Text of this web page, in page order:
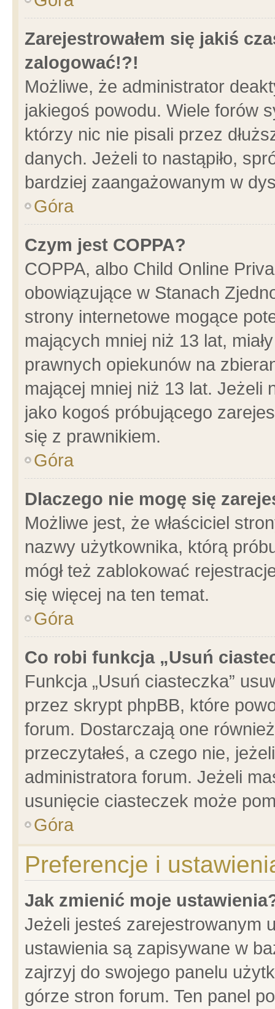
Zarejestrowałem się jakiś
zalogować!?!
Możliwe, że administrator
jakiegoś powodu. Wiele forów
którzy nic nie pisali przez
danych. Jeżeli to nastąpiło,
bardziej zaangażowanym w
Góra
Czym jest COPPA?
COPPA, albo Child Online
obowiązujące w Stanach
strony internetowe mogące
mających mniej niż 13 lat,
prawnych opiekunów na
mającej mniej niż 13 lat. Jeżeli
jako kogoś próbującego
się z prawnikiem.
Góra
Dlaczego nie mogę się
Możliwe jest, że właściciel
nazwy użytkownika, którą
mógł też zablokować
się więcej na ten temat.
Góra
Co robi funkcja „Usuń
Funkcja „Usuń ciasteczka”
przez skrypt phpBB, które
forum. Dostarczają one
przeczytałeś, a czego nie,
administratora forum. Jeżeli
usunięcie ciasteczek może
Góra
Preferencje i
Jak zmienić moje
Jeżeli jesteś zarejestrowanym
ustawienia są zapisywane w
zajrzyj do swojego panelu
górze stron forum. Ten panel